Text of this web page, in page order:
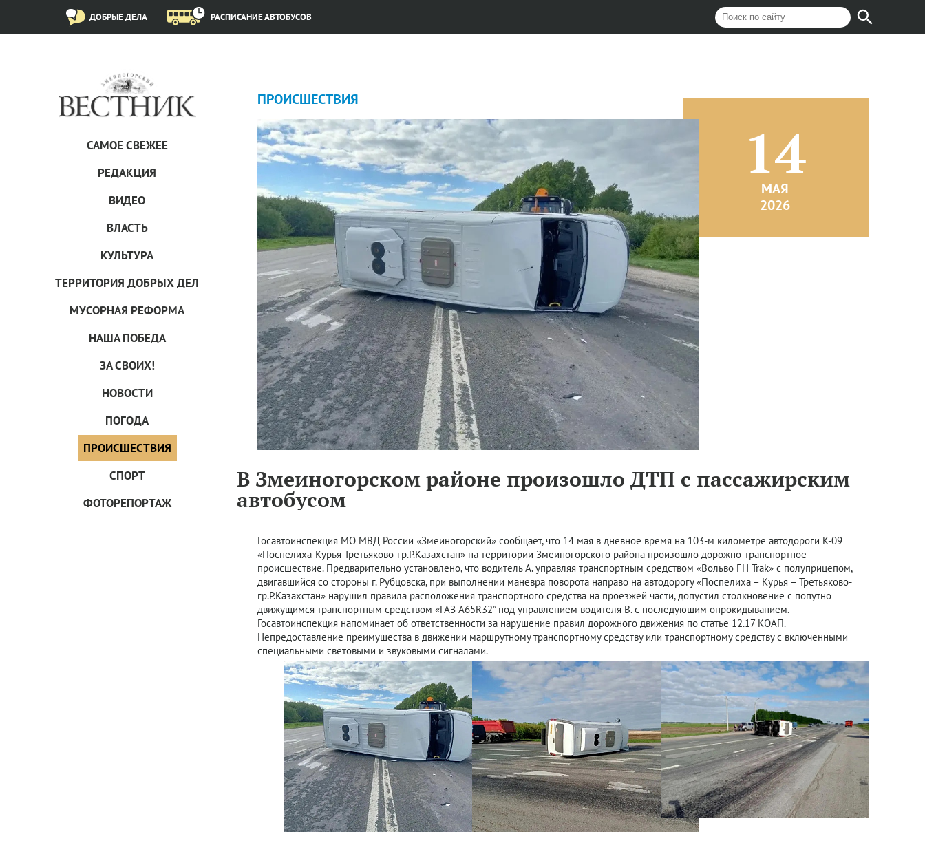
ДОБРЫЕ ДЕЛА РАСПИСАНИЕ АВТОБУСОВ
САМОЕ СВЕЖЕЕ
РЕДАКЦИЯ
ВИДЕО
ВЛАСТЬ
КУЛЬТУРА
ТЕРРИТОРИЯ ДОБРЫХ ДЕЛ
МУСОРНАЯ РЕФОРМА
НАША ПОБЕДА
ЗА СВОИХ!
НОВОСТИ
ПОГОДА
ПРОИCШЕСТВИЯ
СПОРТ
ФОТОРЕПОРТАЖ
ПРОИCШЕСТВИЯ
14
МАЯ
2026
В Змеиногорском районе произошло ДТП с пассажирским
автобусом
Госавтоинспекция МО МВД России «Змеиногорский» сообщает, что 14 мая в дневное время на 103-м километре автодороги К-09
«Поспелиха-Курья-Третьяково-гр.Р.Казахстан» на территории Змеиногорского района произошло дорожно-транспортное
происшествие. Предварительно установлено, что водитель А. управляя транспортным средством «Вольво FH Trak» с полуприцепом,
двигавшийся со стороны г. Рубцовска, при выполнении маневра поворота направо на автодорогу «Поспелиха – Курья – Третьяково-
гр.Р.Казахстан» нарушил правила расположения транспортного средства на проезжей части, допустил столкновение с попутно
движущимся транспортным средством «ГАЗ А65R32” под управлением водителя В. с последующим опрокидыванием.
Госавтоинспекция напоминает об ответственности за нарушение правил дорожного движения по статье 12.17 КОАП.
Непредоставление преимущества в движении маршрутному транспортному средству или транспортному средству с включенными
специальными световыми и звуковыми сигналами.